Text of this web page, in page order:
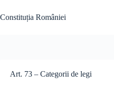
to
content
Constituția României
Art. 73 – Categorii de legi